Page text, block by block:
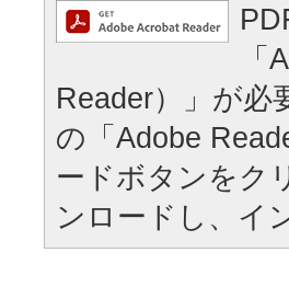
Reader）」が必
の「Adobe
ードボタンをク
ンロードし、イ